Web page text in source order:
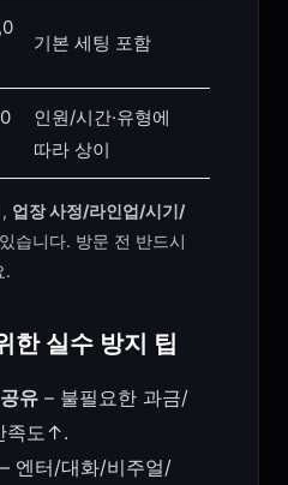
기본 세팅 포함
인원/시간·유형에
따라 상이
업장 사정/라인업/시기/
습니다. 방문 전 반드시
.
한 실수 방지 팁
유 – 불필요한 과금/
족도↑.
– 엔터/대화/비주얼/